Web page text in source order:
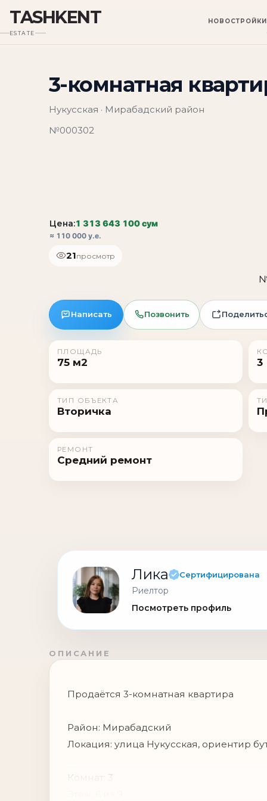
TASHKENT
ESTATE
НОВОСТРОЙКИ
3-комнатная
Нукусская · Мирабадский район
№000302
Цена:1 313 643 100 сум
≈ 110 000 у.е.
21просмотр
Написать Позвонить
ПЛОЩАДЬ
75 м2 3
ТИП ОБЪЕКТА
Вторичка
РЕМОНТ
Средний ремонт
Лика Сертифицирована
Риелтор
Посмотреть профиль
ОПИСАНИЕ
Продаётся 3-комнатная квартира
Район: Мирабадский
Локация: улица Нукусская, ориентир
Комнат: 3